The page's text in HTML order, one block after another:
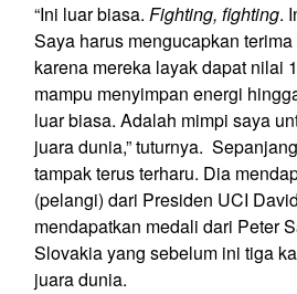
“Ini luar biasa. Fighting, fighting.
Saya harus mengucapkan
karena mereka layak dapat nilai
mampu menyimpan energi
luar biasa. Adalah mimpi saya
juara dunia,” tuturnya.
tampak terus terharu. Dia
(pelangi) dari Presiden UCI
mendapatkan medali dari Peter
Slovakia yang sebelum ini tiga
juara dunia.